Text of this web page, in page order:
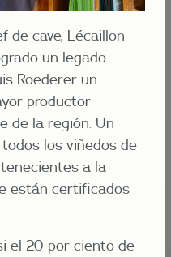
de cave, Lécaillon
un legado
Roederer un
productor
de la región. Un
los viñedos de
a la
están certificados
el 20 por ciento de